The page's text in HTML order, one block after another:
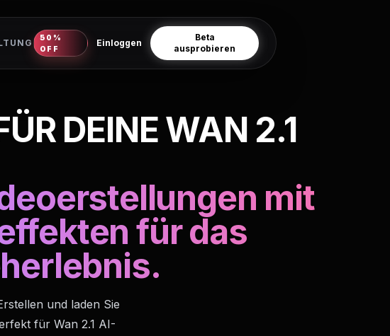
50%
OFF
Einloggen
Beta
ausprobieren
DEINE WAN 2.1
mit
für das
und laden Sie
für Wan 2.1 AI-